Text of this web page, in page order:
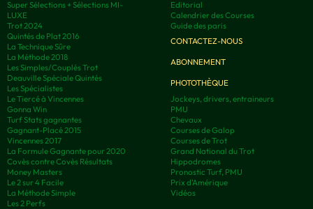
Super Sélections + Sélections MI-
LUXE
Trot 2024
Quintés de Plat 2016
La Technique Sûre
La Méthode 2018
Les Simples/Couplés Trot
Deauville Spéciale Quintés
Les Spécialistes
Le Tiercé à Vincennes
Gonna Win
Turf Stats gagnantes
Gagnant-Placé 2015
Vincennes 2017
La Formule Gagnante pour 2020
Covès contre Covès Résultats
Money Masters
Le 2 sur 4 Facile
La Méthode Simple
Les 2 Perfs
Editorial
Calendrier des Courses
Guide des paris
CONTACTEZ-NOUS
ABONNEMENT
PHOTOTHÈQUE
Jockeys, drivers, entraineurs
PMU
Chevaux
Courses de Galop
Courses de Trot
Grand National du Trot
Hippodromes
Pronostic Turf, PMU
Prix d’Amérique
Vidéos